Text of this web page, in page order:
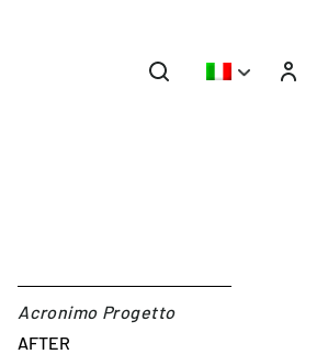
Acronimo Progetto
AFTER